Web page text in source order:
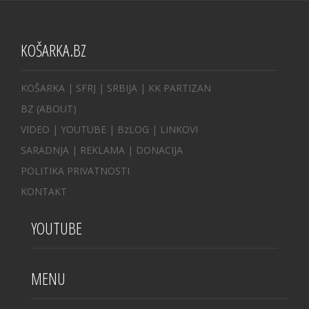
KOŠARKA.BZ
KOŠARKA | SFRJ | SRBIJA | KK PARTIZAN
BZ (ABOUT)
VIDEO | YOUTUBE | BzLOG | LINKOVI
SARADNJA | REKLAMA | DONACIJA
POLITIKA PRIVATNOSTI
KONTAKT
YOUTUBE
MENU